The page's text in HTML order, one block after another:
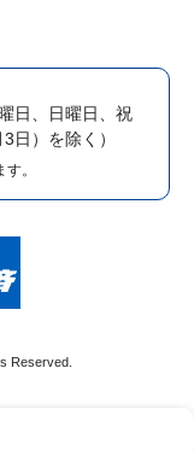
曜日、日曜日、祝
日）を除く）
。
Reserved.